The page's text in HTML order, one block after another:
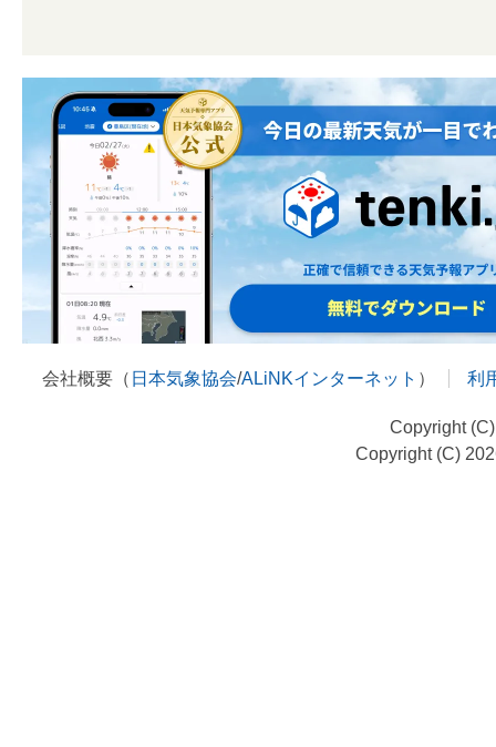
会社概要（ 日本気象協会/ALiNKインターネット ） 利
Copyright
Copyright (C)